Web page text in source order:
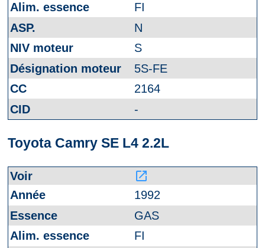
FI
N
S
5S-FE
2164
-
Toyota Camry SE L4 2.2L
launch
1992
GAS
FI